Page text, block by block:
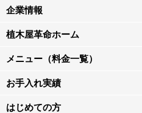
企業情報
植木屋革命ホーム
メニュー（料金一覧）
お手入れ実績
はじめての方